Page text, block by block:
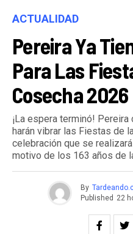
ACTUALIDAD
Pereira Ya
Para Las
Cosecha 2026
¡La espera terminó!
harán vibrar las Fiestas de
celebración que se
motivo de los 163 años de
By
Published 22